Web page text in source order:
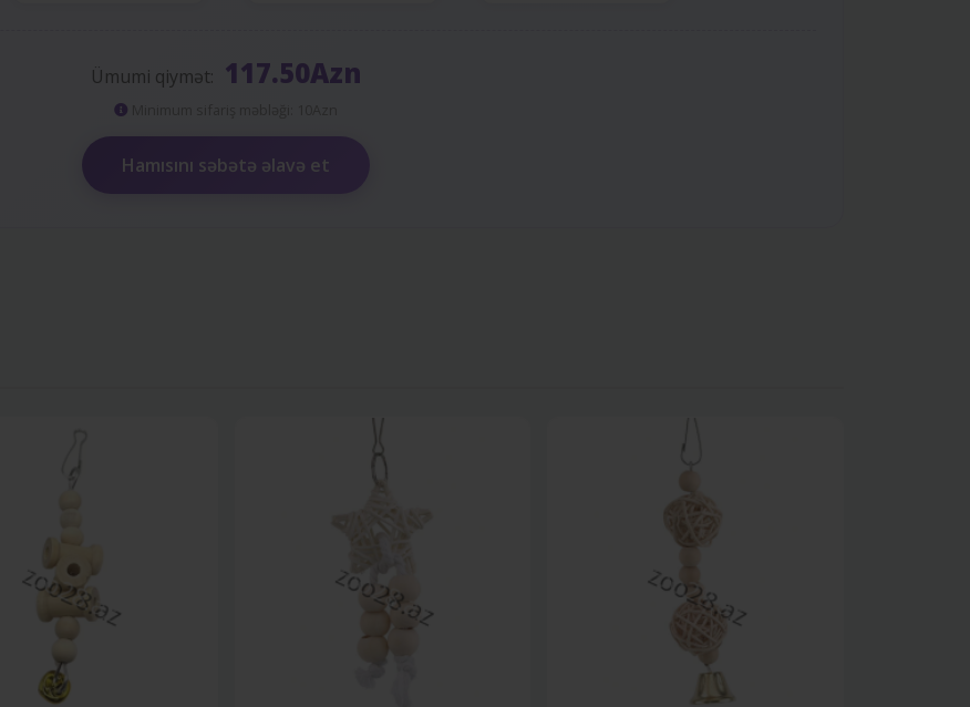
Ümumi qiymət: 117.50Azn
Hamısını səbətə əlavə et